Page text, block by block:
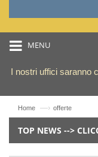
MENU
I nostri uffici saranno
Home —› offerte
TOP NEWS -->